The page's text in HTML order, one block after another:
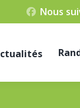
Nous